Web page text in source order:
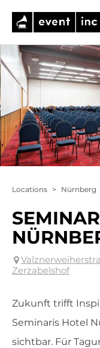
Locations > Nürnberg
Zerzabelshof
Zukunft trifft
Seminaris Hotel
sichtbar. Für